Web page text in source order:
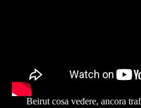
Beirut cosa vedere, ancora